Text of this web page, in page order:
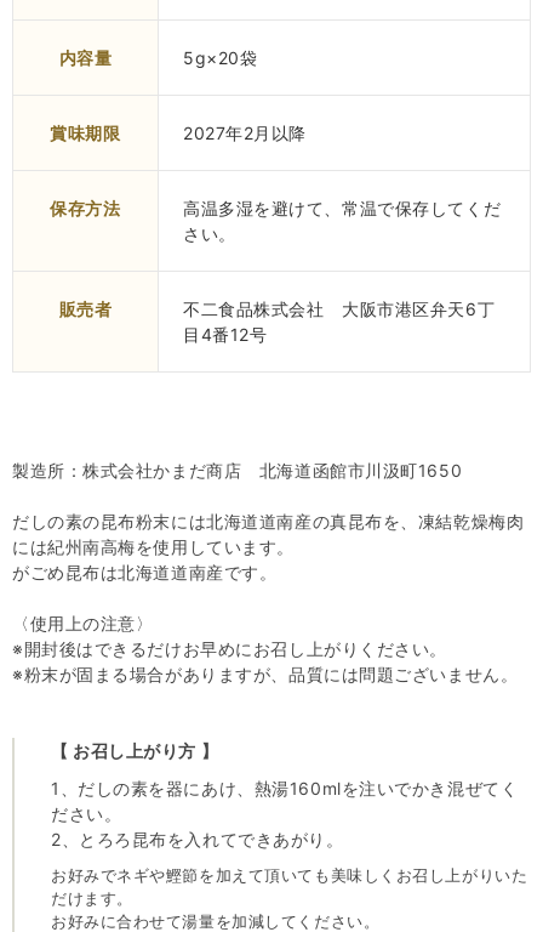
内容量 5g×20袋
賞味期限 2027年2月以降
保存方法
高温多湿を避けて、常温で保存してくだ
さい。
販売者
不二食品株式会社 大阪市港区弁天6丁
目4番12号
製造所：株式会社かまだ商店 北海道函館市川汲町1650
だしの素の昆布粉末には北海道道南産の真昆布を、凍結乾燥梅肉
には紀州南高梅を使用しています。
がごめ昆布は北海道道南産です。
〈使用上の注意〉
※開封後はできるだけお早めにお召し上がりください。
※粉末が固まる場合がありますが、品質には問題ございません。
【 お召し上がり方 】
1、だしの素を器にあけ、熱湯160mlを注いでかき混ぜてく
ださい。
2、とろろ昆布を入れてできあがり。
お好みでネギや鰹節を加えて頂いても美味しくお召し上がりいた
だけます。
お好みに合わせて湯量を加減してください。